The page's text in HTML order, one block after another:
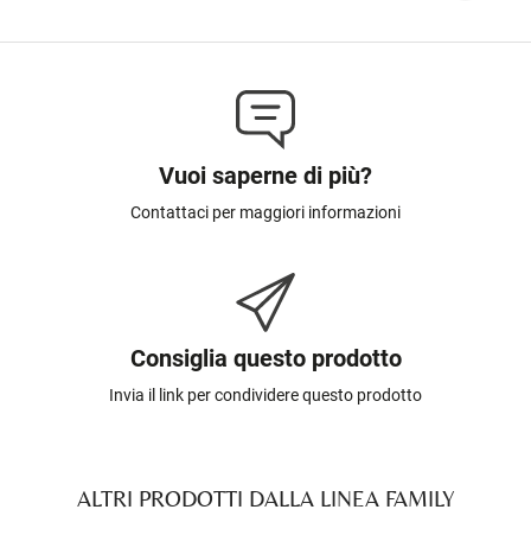
Vuoi saperne di più?
Contattaci per maggiori informazioni
Consiglia questo prodotto
Invia il link per condividere questo prodotto
ALTRI PRODOTTI DALLA LINEA FAMILY